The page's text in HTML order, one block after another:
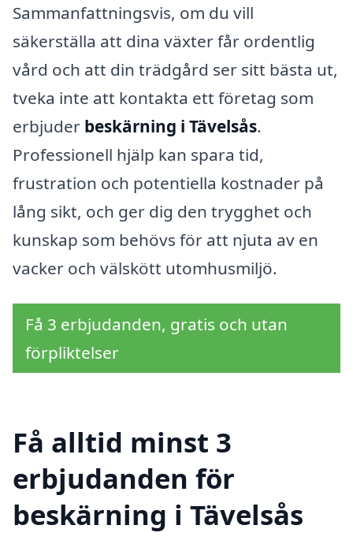
Sammanfattningsvis, om du vill
säkerställa att dina växter får ordentlig
vård och att din trädgård ser sitt bästa ut,
tveka inte att kontakta ett företag som
erbjuder beskärning i Tävelsås.
Professionell hjälp kan spara tid,
frustration och potentiella kostnader på
lång sikt, och ger dig den trygghet och
kunskap som behövs för att njuta av en
vacker och välskött utomhusmiljö.
Få 3 erbjudanden, gratis och utan
förpliktelser
Få alltid minst 3
erbjudanden för
beskärning i Tävelsås